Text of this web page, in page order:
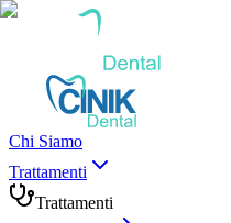
Chi Siamo
Trattamenti
Trattamenti